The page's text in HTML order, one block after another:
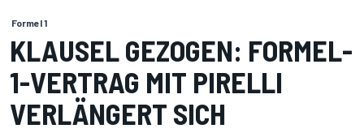
Formel 1
KLAUSEL GEZOGEN: FORMEL-
1-VERTRAG MIT PIRELLI
VERLÄNGERT SICH